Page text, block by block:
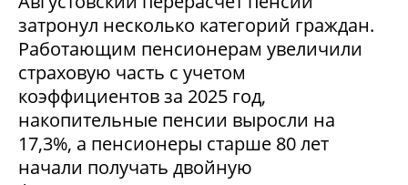
затронул несколько категорий граждан.
Работающим пенсионерам увеличили
страховую часть с учетом
коэффициентов за 2025 год,
накопительные пенсии выросли на
17,3%, а пенсионеры старше 80 лет
начали получать двойную